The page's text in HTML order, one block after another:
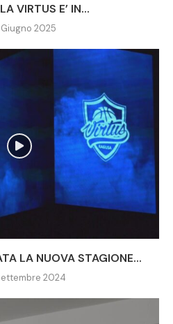
VIRTUS E’ IN...
Giugno 2025
LA NUOVA STAGIONE...
2024